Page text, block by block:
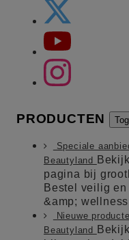
PRODUCTEN
Speciale
Beautyland
pagina bij
Bestel veilig
&amp;
Nieuwe
Beautyland